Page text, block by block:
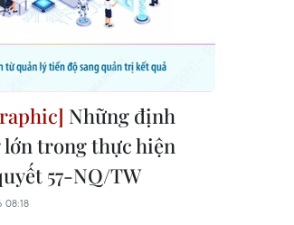
Những định
lớn trong thực hiện
57-NQ/TW